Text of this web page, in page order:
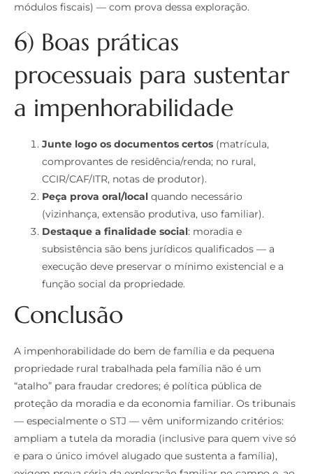
módulos fiscais) — com prova dessa exploração.
6) Boas práticas
processuais para sustentar
a impenhorabilidade
Junte logo os documentos certos (matrícula,
comprovantes de residência/renda; no rural,
CCIR/CAF/ITR, notas de produtor).
Peça prova oral/local quando necessário
(vizinhança, extensão produtiva, uso familiar).
Destaque a finalidade social: moradia e
subsistência são bens jurídicos qualificados — a
execução deve preservar o mínimo existencial e a
função social da propriedade.
Conclusão
A impenhorabilidade do bem de família e da pequena
propriedade rural trabalhada pela família não é um
“atalho” para fraudar credores; é política pública de
proteção da moradia e da economia familiar. Os tribunais
— especialmente o STJ — vêm uniformizando critérios:
ampliam a tutela da moradia (inclusive para quem vive só
e para o único imóvel alugado que sustenta a família),